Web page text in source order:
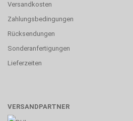
Versandkosten
Zahlungsbedingungen
Rücksendungen
Sonderanfertigungen
Lieferzeiten
VERSANDPARTNER